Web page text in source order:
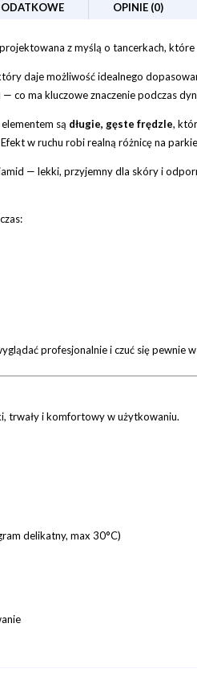
OPINIE (0)
z myślą o tancerkach, które
daje możliwość idealnego
co ma kluczowe znaczenie podczas
są długie, gęste frędzle,
w ruchu robi realną różnicę na
— lekki, przyjemny dla skóry i
profesjonalnie i czuć się pewnie w
trwały i komfortowy w użytkowaniu.
delikatny, max 30°C)